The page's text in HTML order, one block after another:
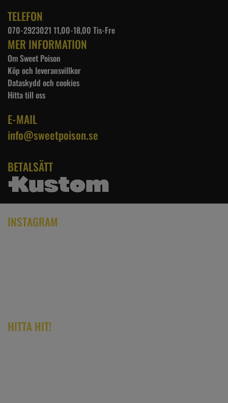
TELEFON
070-2923021 11,00-18,00 Tis-Fre
MER INFORMATION
Om Sweet Poison
Köp och leveransvillkor
Dataskydd och cookies
Hitta till oss
E-MAIL
info@sweetpoison.se
BETALSÄTT
INSTAGRAM
HITTA HIT!